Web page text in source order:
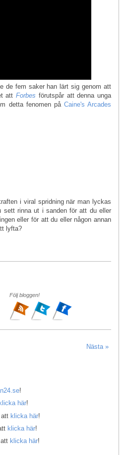
de fem saker han lärt sig genom att
attForbes förutspår att denna unga
detta fenomen på Caine's Arcades
i viral spridning när man lyckas
sett rinna ut i sanden för att du eller
eller för att du eller någon annan
lyfta?
Följ bloggen!
Nästa »
!
klicka här!
klicka här!
klicka här!
klicka här!